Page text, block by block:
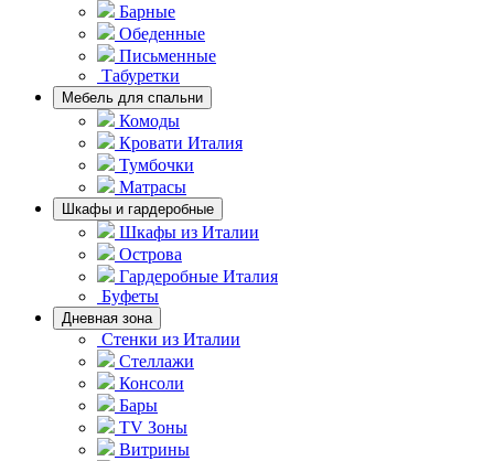
Барные
Обеденные
Письменные
Табуретки
Мебель для спальни
Комоды
Кровати Италия
Тумбочки
Матрасы
Шкафы и гардеробные
Шкафы из Италии
Острова
Гардеробные Италия
Буфеты
Дневная зона
Стенки из Италии
Стеллажи
Консоли
Бары
TV Зоны
Витрины